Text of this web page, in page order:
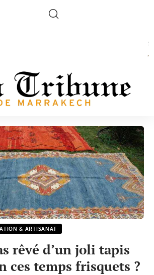
& ARTISANAT
rêvé d’un joli tapis
ces temps frisquets ?